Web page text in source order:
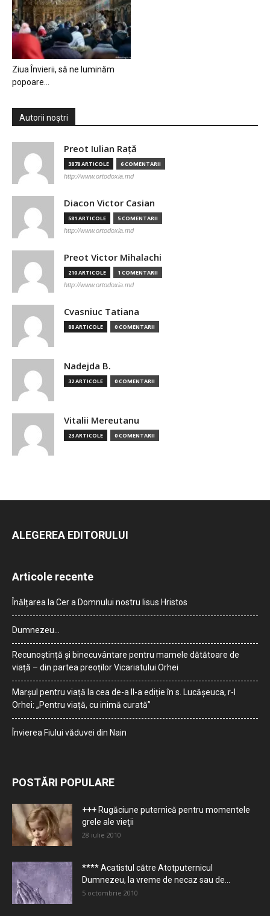
Ziua Învierii, să ne luminăm
popoare…
Autorii noștri
Preot Iulian Raţă
3878 ARTICOLE 6 COMENTARII
http://www.ortodoxia.md
Diacon Victor Casian
581 ARTICOLE 5 COMENTARII
http://www.ortodoxia.md
Preot Victor Mihalachi
210 ARTICOLE 1 COMENTARII
http://www.ortodoxia.md
Cvasniuc Tatiana
88 ARTICOLE 0 COMENTARII
Nadejda B.
32 ARTICOLE 0 COMENTARII
Vitalii Mereutanu
23 ARTICOLE 0 COMENTARII
ALEGEREA EDITORULUI
Articole recente
Înălțarea la Cer a Domnului nostru Iisus Hristos
Dumnezeu…
Recunoștință și binecuvântare pentru mamele dătătoare de
viață – din partea preoților Vicariatului Orhei
Marșul pentru viață la cea de-a II-a ediție în s. Lucășeuca, r-l
Orhei: „Pentru viață, cu inimă curată”
Învierea Fiului văduvei din Nain
POSTĂRI POPULARE
+++ Rugăciune puternică pentru momentele
grele ale vieţii
28 iulie 2010
**** Acatistul către Atotputernicul
Dumnezeu, la vreme de necaz sau de...
5 octombrie 2010